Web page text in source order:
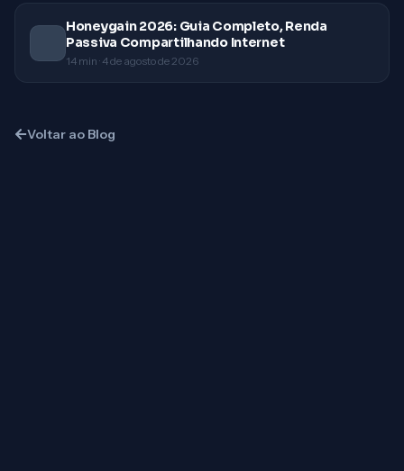
Honeygain 2026: Guia Completo, Renda
Passiva Compartilhando Internet
14 min · 4 de agosto de 2026
Voltar ao Blog